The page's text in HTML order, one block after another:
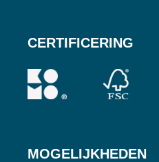
CERTIFICERING
MOGELIJKHEDEN